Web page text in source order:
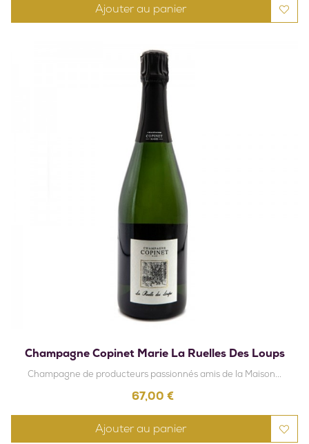
Ajouter au panier
Champagne Copinet Marie La Ruelles Des Loups
Champagne de producteurs passionnés amis de la Maison...
Prix
67,00 €
Ajouter au panier